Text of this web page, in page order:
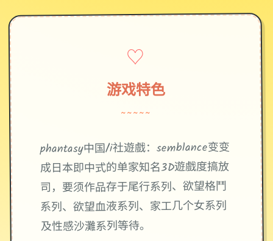
♡
游戏特色
~~~~~
phantasy中国/i社遊戲：semblance变变
成日本即中式的单家知名3D遊戲度搞放
司，要须作品存于尾行系列、欲望格鬥
系列、欲望血液系列、家工几个女系列
及性感沙灘系列等待。